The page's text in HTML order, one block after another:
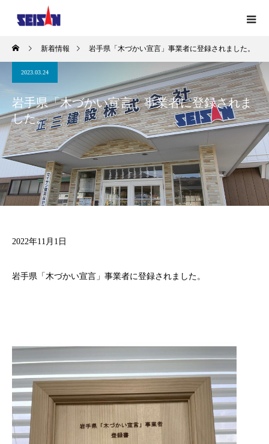
新着情報 岩手県「木づかい宣言」事業者に登録されました。
2023.03.24
岩手県「木づかい宣言」事業者に登録されま
した。
2022年11月1日
岩手県「木づかい宣言」事業者に登録されました。